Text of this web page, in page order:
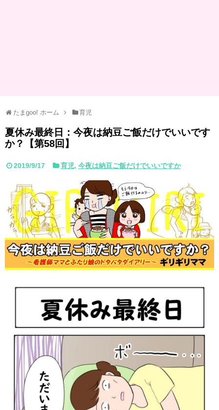
たまgoo! ホーム 育児
夏休み最終日：今夜は納豆ご飯だけでいいです
か？【第58回】
2019/9/17 育児, 今夜は納豆ご飯だけでいいですか